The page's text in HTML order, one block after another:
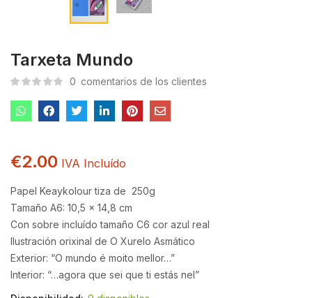
Tarxeta Mundo
0 comentarios de los clientes
€2.00 IVA Incluído
Papel Keaykolour tiza de 250g
Tamaño A6: 10,5 x 14,8 cm
Con sobre incluído tamaño C6 cor azul real
Ilustración orixinal de O Xurelo Asmático
Exterior: “O mundo é moito mellor…”
Interior: “…agora que sei que ti estás nel”